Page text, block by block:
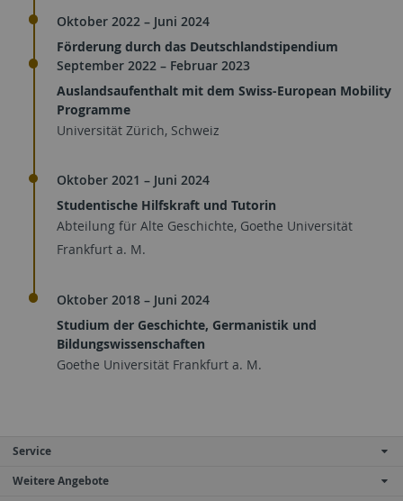
Oktober 2022 – Juni 2024
Förderung durch das Deutschlandstipendium
September 2022 – Februar 2023
Auslandsaufenthalt mit dem Swiss-European Mobility
Programme
Universität Zürich, Schweiz
Oktober 2021 – Juni 2024
Studentische Hilfskraft und Tutorin
Abteilung für Alte Geschichte, Goethe Universität
Frankfurt a. M.
Oktober 2018 – Juni 2024
Studium der Geschichte, Germanistik und
Bildungswissenschaften
Goethe Universität Frankfurt a. M.
Service
Weitere Angebote